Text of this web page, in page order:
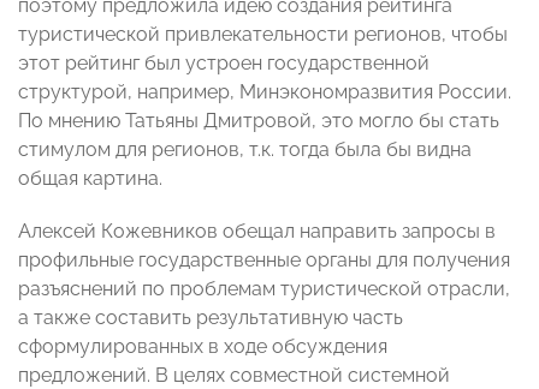
поэтому предложила идею создания рейтинга
туристической привлекательности регионов, чтобы
этот рейтинг был устроен государственной
структурой, например, Минэкономразвития России.
По мнению Татьяны Дмитровой, это могло бы стать
стимулом для регионов, т.к. тогда была бы видна
общая картина.
Алексей Кожевников обещал направить запросы в
профильные государственные органы для получения
разъяснений по проблемам туристической отрасли,
а также составить результативную часть
сформулированных в ходе обсуждения
предложений. В целях совместной системной